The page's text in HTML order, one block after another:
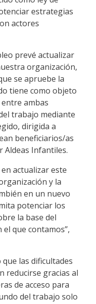
estrategias
actores
prevé actualizar
organización,
se apruebe la
tiene como objeto
ambas
trabajo mediante
dirigida a
beneficiarios/as
Aldeas Infantiles.
actualizar este
y la
en un nuevo
potenciar los
la base del
que contamos”,
las dificultades
reducirse gracias al
de acceso para
del trabajo solo